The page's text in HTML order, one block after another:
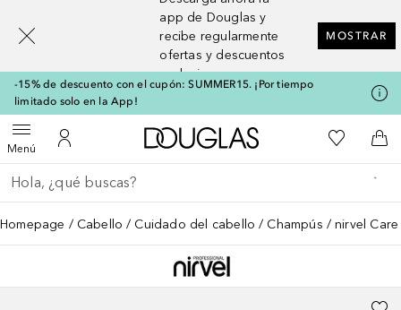
app de Douglas y
recibe regularmente
ofertas y descuentos
exclusivos
MOSTRAR
-15% de descuento con el cupón: SUMMER15. ¡Por tiempo
limitado solo en la App!
MenúAbrir menúMi cuenta
A Douglas HomeMi lista de
A
Regresar
Ejecutar búsqueda
Homepage Cabello Cuidado del cabello Champús nirvel
[navigation.slideout.screenreader]